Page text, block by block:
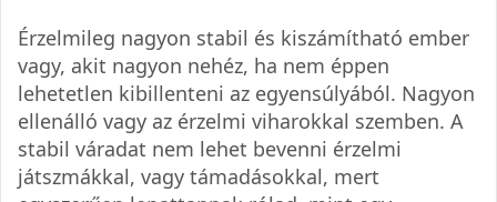
Érzelmileg nagyon stabil és kiszámítható ember
vagy, akit nagyon nehéz, ha nem éppen
lehetetlen kibillenteni az egyensúlyából. Nagyon
ellenálló vagy az érzelmi viharokkal szemben. A
stabil váradat nem lehet bevenni érzelmi
játszmákkal, vagy támadásokkal, mert